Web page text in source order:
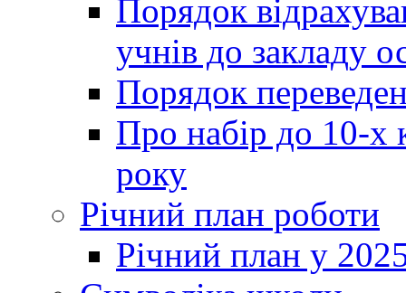
Порядок
учнів до закладу
Порядок
Про набір до 10-х
року
Річний план роботи
Річний план у